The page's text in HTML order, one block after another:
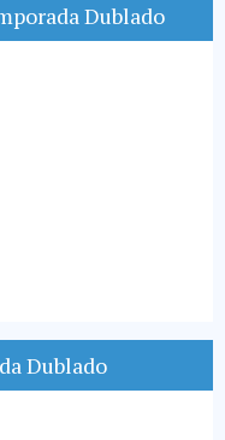
Dublado
Dublado